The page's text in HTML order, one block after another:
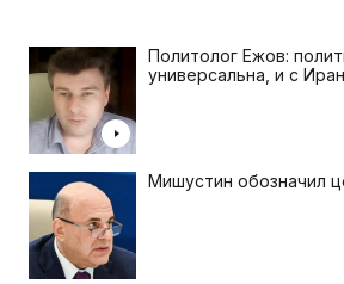
Политолог Ежов:
универсальна, и с
Мишустин обозначил